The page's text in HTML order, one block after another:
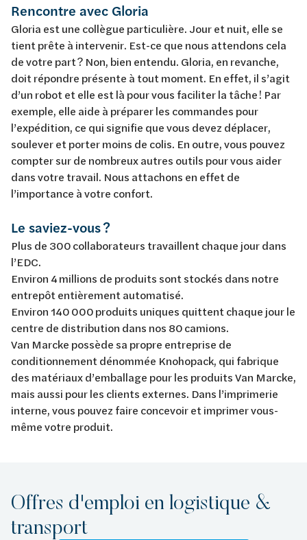
Rencontre avec Gloria
Gloria est une collègue particulière. Jour et nuit, elle se
tient prête à intervenir. Est-ce que nous attendons cela
de votre part ? Non, bien entendu. Gloria, en revanche,
doit répondre présente à tout moment. En effet, il s’agit
d’un robot et elle est là pour vous faciliter la tâche ! Par
exemple, elle aide à préparer les commandes pour
l’expédition, ce qui signifie que vous devez déplacer,
soulever et porter moins de colis. En outre, vous pouvez
compter sur de nombreux autres outils pour vous aider
dans votre travail. Nous attachons en effet de
l’importance à votre confort.
Le saviez-vous ?
Plus de 300 collaborateurs travaillent chaque jour dans
l’EDC.
Environ 4 millions de produits sont stockés dans notre
entrepôt entièrement automatisé.
Environ 140 000 produits uniques quittent chaque jour le
centre de distribution dans nos 80 camions.
Van Marcke possède sa propre entreprise de
conditionnement dénommée Knohopack, qui fabrique
des matériaux d’emballage pour les produits Van Marcke,
mais aussi pour les clients externes. Dans l’imprimerie
interne, vous pouvez faire concevoir et imprimer vous-
même votre produit.
Offres d'emploi en logistique &
transport